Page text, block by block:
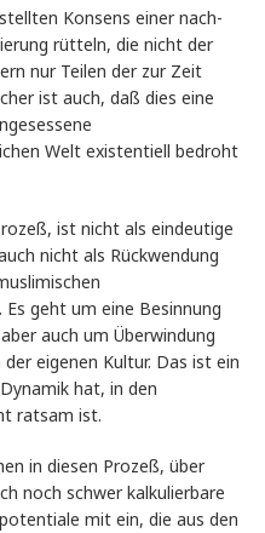
Konsens einer nach-
rütteln, die nicht der
nur Teilen der zur Zeit
ist auch, daß dies eine
Welt existentiell bedroht
ist nicht als eindeutige
nicht als Rückwendung
geht um eine Besinnung
auch um Überwindung
eigenen Kultur. Das ist ein
hat, in den
ratsam ist.
in diesen Prozeß, über
noch schwer kalkulierbare
mit ein, die aus den